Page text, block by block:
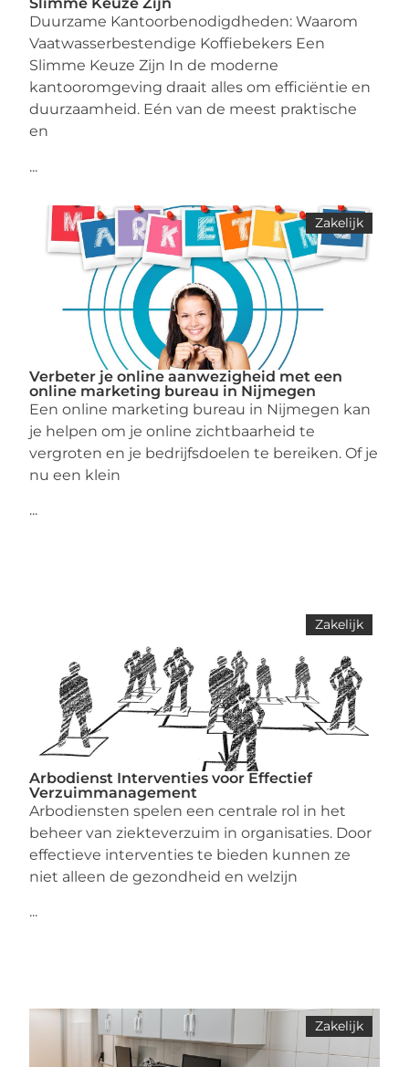
Duurzame Kantoorbenodigdheden: Waarom
Vaatwasserbestendige Koffiebekers Een
Slimme Keuze Zijn In de moderne
kantooromgeving draait alles om efficiëntie en
duurzaamheid. Eén van de meest praktische
en
...
Zakelijk
Verbeter je online aanwezigheid met een
online marketing bureau in Nijmegen
Een online marketing bureau in Nijmegen kan
je helpen om je online zichtbaarheid te
vergroten en je bedrijfsdoelen te bereiken. Of je
nu een klein
...
Zakelijk
Arbodienst Interventies voor Effectief
Verzuimmanagement
Arbodiensten spelen een centrale rol in het
beheer van ziekteverzuim in organisaties. Door
effectieve interventies te bieden kunnen ze
niet alleen de gezondheid en welzijn
...
Zakelijk